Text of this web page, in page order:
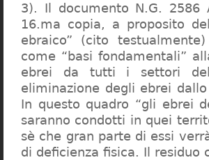
3). Il documento N.G. 2586
16.ma copia, a proposito
ebraico” (cito
come “basi fondamentali”
ebrei da tutti i settori
eliminazione degli ebrei
In questo quadro “gli ebrei
saranno condotti in quei
sè che gran parte di essi
di deficienza fisica. Il